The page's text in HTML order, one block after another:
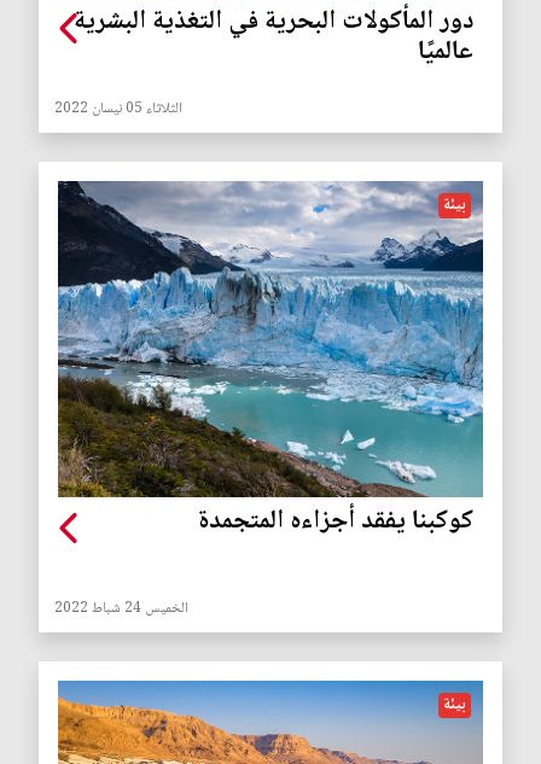
دور المأكولات البحرية في التغذية البشرية
عالميًا
الثلاثاء 05 نيسان 2022
بيئة
كوكبنا يفقد أجزاءه المتجمدة
الخميس 24 شباط 2022
بيئة